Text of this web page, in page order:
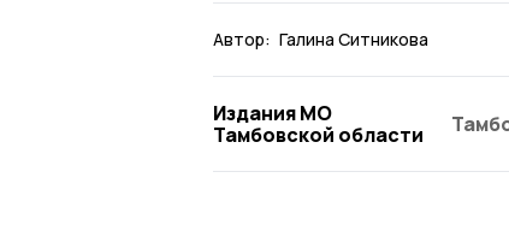
Автор: Галина Ситникова
Издания МО
Тамбовской области